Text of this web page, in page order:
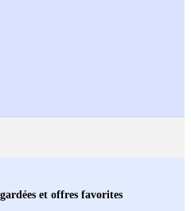
et offres favorites